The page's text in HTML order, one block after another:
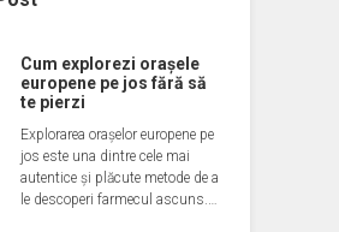
Cum explorezi orașele
europene pe jos fără să
te pierzi
Explorarea orașelor europene pe
jos este una dintre cele mai
autentice și plăcute metode de a
le descoperi farmecul ascuns.…